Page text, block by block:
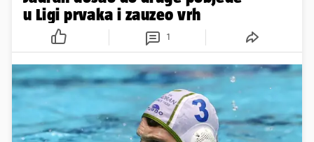
u Ligi prvaka i zauzeo vrh
1